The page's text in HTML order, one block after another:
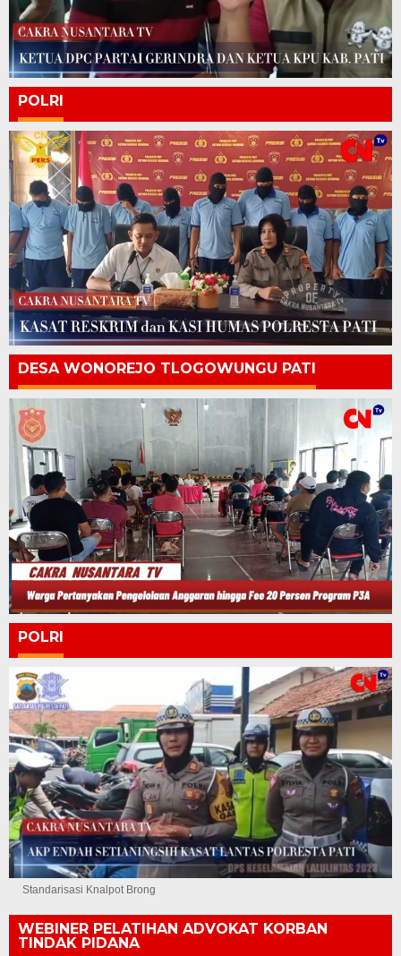
POLRI
DESA WONOREJO TLOGOWUNGU PATI
POLRI
Standarisasi Knalpot Brong
WEBINER PELATIHAN ADVOKAT KORBAN
TINDAK PIDANA